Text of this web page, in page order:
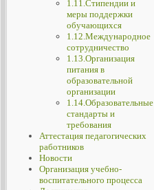
1.11.Стипендии и
меры поддержки
обучающихся
1.12.Международное
сотрудничество
1.13.Организация
питания в
образовательной
организации
1.14.Образовательные
стандарты и
требования
Аттестация педагогических
работников
Новости
Организация учебно-
воспитательного процесса